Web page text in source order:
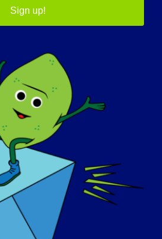
اتصل بنا
تبرع
LGMD Awareness Foundation, Inc
استضافة المواقع الإلكترونية
Sign up!